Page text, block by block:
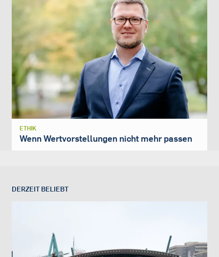
ETHIK
Wenn Wertvorstellungen nicht mehr passen
DERZEIT BELIEBT